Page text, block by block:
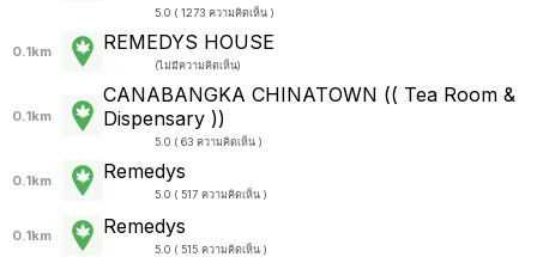
5.0 ( 1273 ความคิดเห็น )
0.1km REMEDYS HOUSE
(ไม่มีความคิดเห็น)
0.1km
CANABANGKA CHINATOWN (( Tea Room &
Dispensary ))
5.0 ( 63 ความคิดเห็น )
0.1km Remedys
5.0 ( 517 ความคิดเห็น )
0.1km Remedys
5.0 ( 515 ความคิดเห็น )